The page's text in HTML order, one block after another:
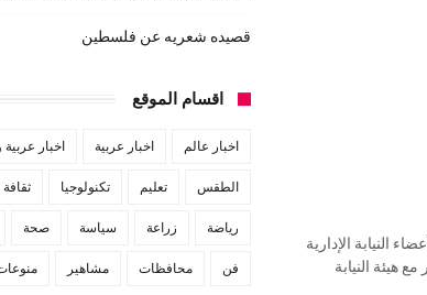
النيابة الإدارية
هيئة النيابة
قصيده شعريه عن فلسطين
اقسام الموقع
اخبار عالم اخبار عربية اخبار عربية
الطقس تعليم تكنولوجيا
رياضة زراعة سياسة صحة
فن محافظات مشاهير